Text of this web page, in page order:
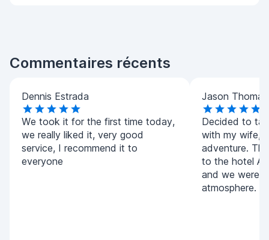
Commentaires récents
Dennis Estrada
We took it for the first time today,
we really liked it, very good
service, I recommend it to
everyone
Jason Thomas
Decided to
with my wife,
adventure.
to the hotel
and we were
atmosphere.